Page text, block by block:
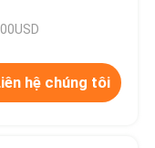
hệ chúng tôi